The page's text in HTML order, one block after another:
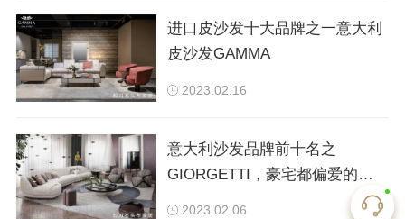
进口皮沙发十大品牌之一意大利
皮沙发GAMMA
2023.02.16
意大利沙发品牌前十名之
GIORGETTI，豪宅都偏爱的顶
2023.02.06